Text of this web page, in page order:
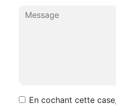
En cochant cette